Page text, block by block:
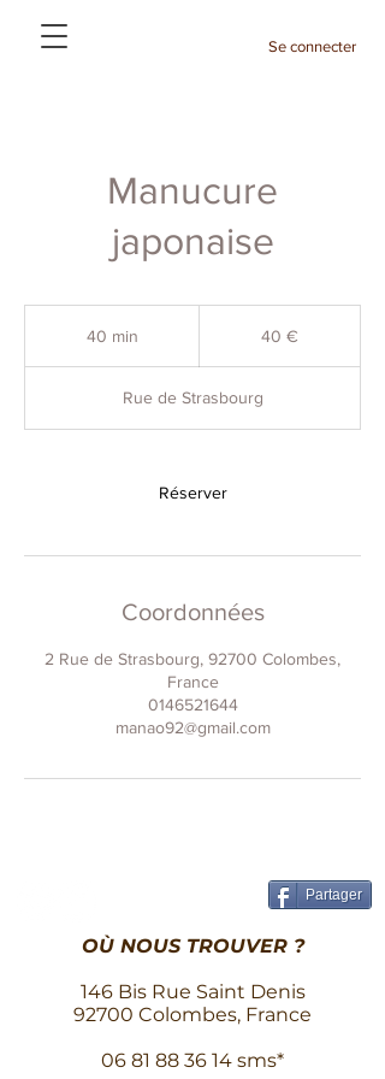
Se connecter
Manucure
japonaise
40 min
i
n
40 €
Rue de Strasbourg
Réserver
Coordonnées
2 Rue de Strasbourg, 92700 Colombes,
France
0146521644
manao92@gmail.com
Partager
OÙ NOUS TROUVER ?
146 Bis Rue Saint Denis
92700 Colombes, France
06 81 88 36 14 sms*